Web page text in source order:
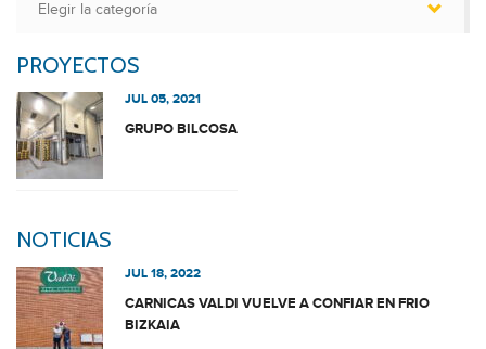
PROYECTOS
JUL 05, 2021
GRUPO BILCOSA
NOTICIAS
JUL 18, 2022
CARNICAS VALDI VUELVE A CONFIAR EN FRIO
BIZKAIA